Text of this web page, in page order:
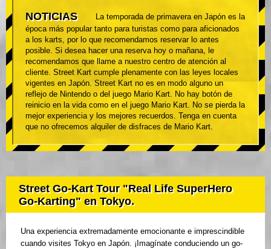
NOTICIAS
La temporada de primavera en Japón es la
época más popular tanto para turistas como para aficionados
a los karts, por lo que recomendamos reservar lo antes
posible. Si desea hacer una reserva hoy o mañana, le
recomendamos que llame a nuestro centro de atención al
cliente. Street Kart cumple plenamente con las leyes locales
vigentes en Japón. Street Kart no es en modo alguno un
reflejo de Nintendo o del juego Mario Kart. No hay botón de
reinicio en la vida como en el juego Mario Kart. No se pierda la
mejor experiencia y los mejores recuerdos. Tenga en cuenta
que no ofrecemos alquiler de disfraces de Mario Kart.
Street Go-Kart Tour "Real Life SuperHero
Go-Karting" en Tokyo.
Una experiencia extremadamente emocionante e imprescindible
cuando visites Tokyo en Japón. ¡Imagínate conduciendo un go-